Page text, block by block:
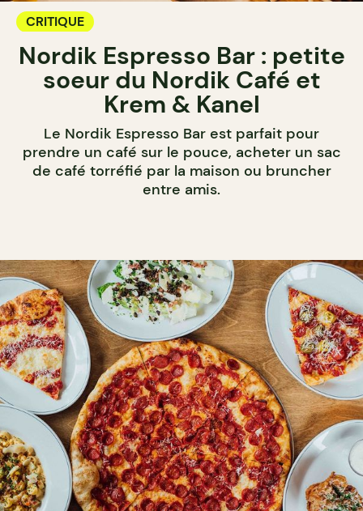
CRITIQUE
Nordik Espresso Bar : petite
soeur du Nordik Café et
Krem & Kanel
Le Nordik Espresso Bar est parfait pour
prendre un café sur le pouce, acheter un sac
de café torréfié par la maison ou bruncher
entre amis.